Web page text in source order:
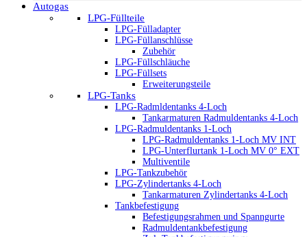
Autogas
LPG-Füllteile
LPG-Fülladapter
LPG-Füllanschlüsse
Zubehör
LPG-Füllschläuche
LPG-Füllsets
Erweiterungsteile
LPG-Tanks
LPG-Radmldentanks 4-Loch
Tankarmaturen Radmuldentanks 4-Loch
LPG-Radmuldentanks 1-Loch
LPG-Radmuldentanks 1-Loch MV INT
LPG-Unterflurtank 1-Loch MV 0° EXT
Multiventile
LPG-Tankzubehör
LPG-Zylindertanks 4-Loch
Tankarmaturen Zylindertanks 4-Loch
Tankbefestigung
Befestigungsrahmen und Spanngurte
Radmuldentankbefestigung